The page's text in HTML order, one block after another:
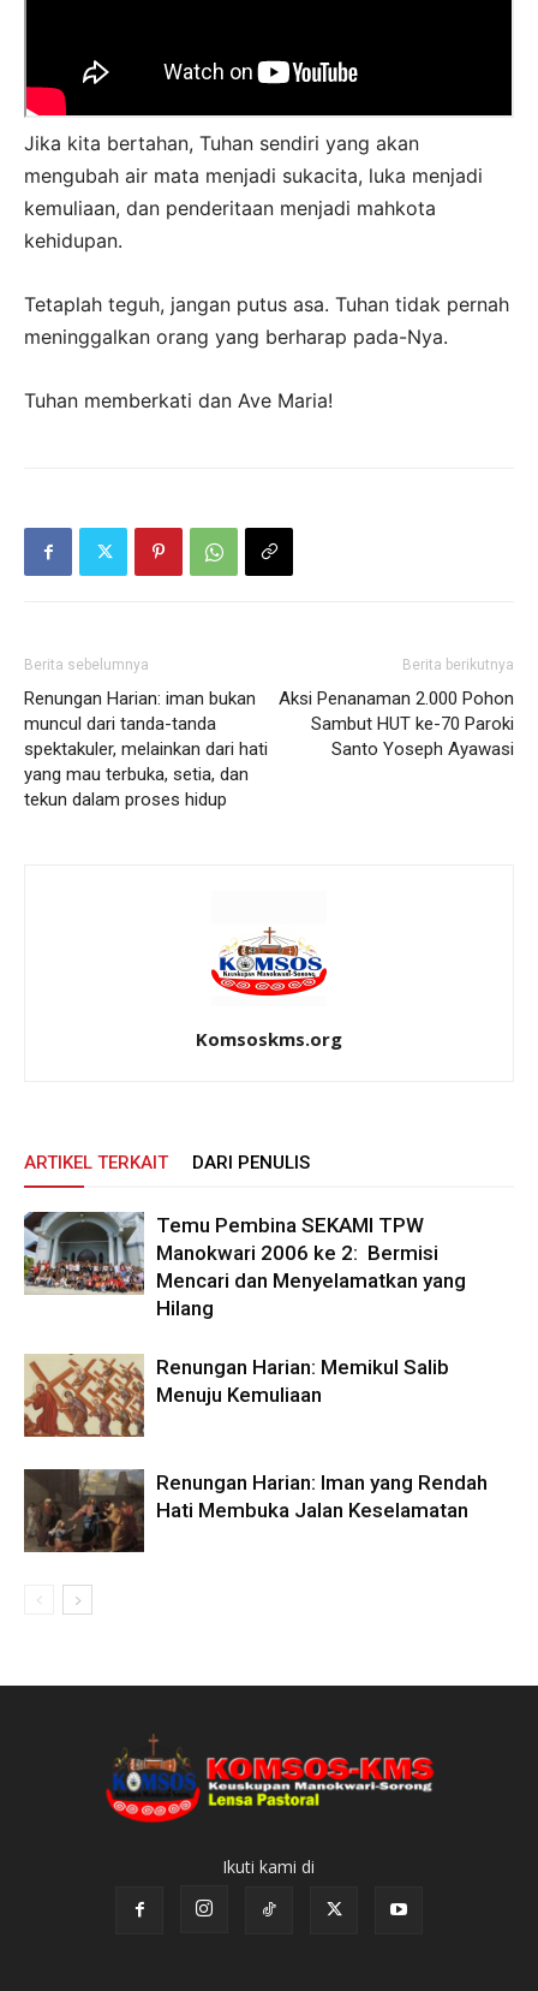
Jika kita bertahan, Tuhan sendiri yang akan
mengubah air mata menjadi sukacita, luka menjadi
kemuliaan, dan penderitaan menjadi mahkota
kehidupan.
Tetaplah teguh, jangan putus asa. Tuhan tidak pernah
meninggalkan orang yang berharap pada-Nya.
Tuhan memberkati dan Ave Maria!
Berita sebelumnya
Renungan Harian: iman bukan
muncul dari tanda-tanda
spektakuler, melainkan dari hati
yang mau terbuka, setia, dan
tekun dalam proses hidup
Berita berikutnya
Aksi Penanaman 2.000 Pohon
Sambut HUT ke-70 Paroki
Santo Yoseph Ayawasi
Komsoskms.org
ARTIKEL TERKAIT DARI PENULIS
Temu Pembina SEKAMI TPW
Manokwari 2006 ke 2: Bermisi
Mencari dan Menyelamatkan yang
Hilang
Renungan Harian: Memikul Salib
Menuju Kemuliaan
Renungan Harian: Iman yang Rendah
Hati Membuka Jalan Keselamatan
Ikuti kami di